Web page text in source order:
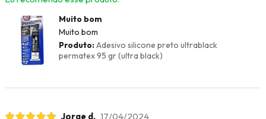
Muito bom
Muito bom
Produto:Adesivo silicone preto ultrablack
permatex 95 gr (ultra black)
Jorge d. 17/04/2024